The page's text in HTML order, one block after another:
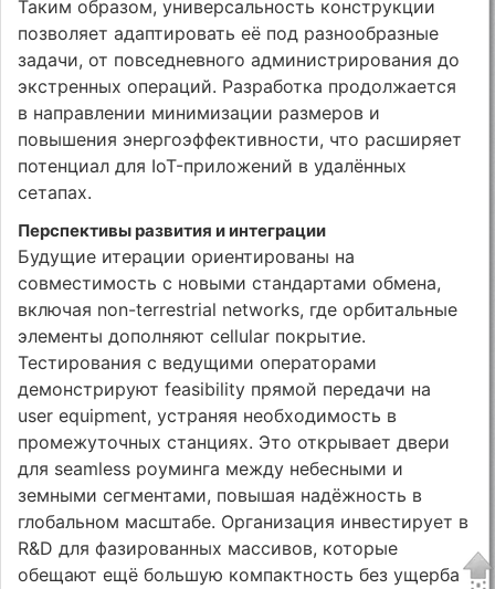
Таким образом, универсальность конструкции
позволяет адаптировать её под разнообразные
задачи, от повседневного администрирования до
экстренных операций. Разработка продолжается
в направлении минимизации размеров и
повышения энергоэффективности, что расширяет
потенциал для IoT-приложений в удалённых
сетапах.
Перспективы развития и интеграции
Будущие итерации ориентированы на
совместимость с новыми стандартами обмена,
включая non-terrestrial networks, где орбитальные
элементы дополняют cellular покрытие.
Тестирования с ведущими операторами
демонстрируют feasibility прямой передачи на
user equipment, устраняя необходимость в
промежуточных станциях. Это открывает двери
для seamless роуминга между небесными и
земными сегментами, повышая надёжность в
глобальном масштабе. Организация инвестирует в
R&D для фазированных массивов, которые
обещают ещё большую компактность без ущерба